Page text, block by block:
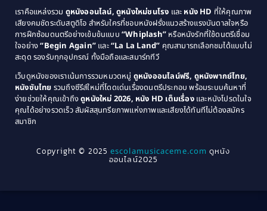
Coming of Age ก้าวพ้นวัย(1)
Coming-of-Age(3)
Community(1)
Crime อาชญากรรม(78)
Cult Film(4)
1979
1978
1976
1975
1974
1971
1970
1969
1968
1964
1963
1940
เราคือแหล่งรวม ดูหนังออนไลน์, ดูหนังใหม่ชนโรง และ หนัง HD ที่ให้คุณภาพ
เสียงคมชัดระดับสตูดิโอ สำหรับใครที่ชอบหนังฝรั่งแนวสร้างแรงบันดาลใจหรือ
การฝึกซ้อมดนตรีอย่างเข้มข้นแบบ “Whiplash” หรือหนังรักที่ใช้ดนตรีเชื่อม
ใจอย่าง“Begin Again” และ“La La Land” คุณสามารถเลือกชมได้แบบไม่
สะดุด รองรับทุกอุปกรณ์ ทั้งมือถือและสมาร์ททีวี
เว็บดูหนังของเราเน้นการรวมหมวดหมู่ ดูหนังออนไลน์ฟรี, ดูหนังพากย์ไทย,
หนังซับไทย รวมถึงซีรีส์ใหม่ที่โดดเด่นเรื่องดนตรีประกอบ พร้อมระบบค้นหาที่
ง่ายช่วยให้คุณเข้าถึงดูหนังใหม่ 2026, หนัง HD เต็มเรื่องและหนังโปรดในใจ
คุณได้อย่างรวดเร็ว สัมผัสสุนทรียภาพแห่งภาพและเสียงได้ทันทีไม่ต้องสมัคร
สมาชิก
Copyright © 2025escolamusicaceme.com ดูหนัง
ออนไลน์2025